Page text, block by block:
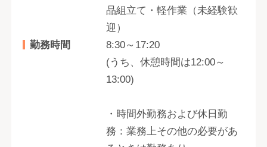
品組立て・軽作業（未経験歓
迎）
勤務時間
8:30～17:20
(うち、休憩時間は12:00～
13:00)
・時間外勤務および休日勤
務：業務上その他の必要があ